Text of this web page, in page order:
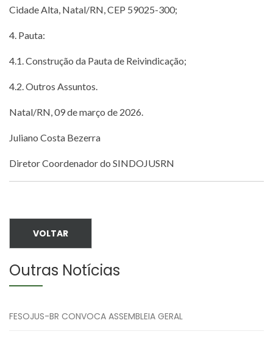
Cidade Alta, Natal/RN, CEP 59025-300;
4. Pauta:
4.1. Construção da Pauta de Reivindicação;
4.2. Outros Assuntos.
Natal/RN, 09 de março de 2026.
Juliano Costa Bezerra
Diretor Coordenador do SINDOJUSRN
VOLTAR
Outras Notícias
FESOJUS-BR CONVOCA ASSEMBLEIA GERAL